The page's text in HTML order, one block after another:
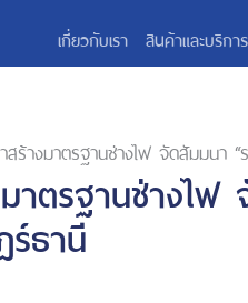
เกี่ยวกับเรา สินค้าและบริการ
สร้างมาตรฐานช่างไฟ จัดสัมมน
มาตรฐานช่าง
ธานี